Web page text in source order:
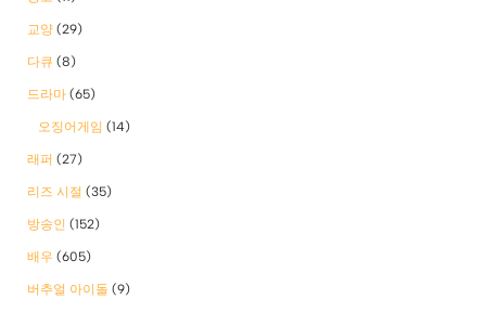
교양 (29)
다큐 (8)
드라마 (65)
오징어게임 (14)
래퍼 (27)
리즈 시절 (35)
방송인 (152)
배우 (605)
버추얼 아이돌 (9)